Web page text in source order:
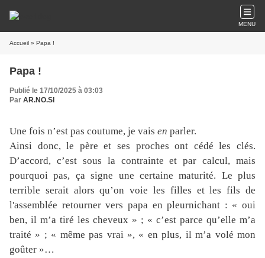
MENU
Accueil » Papa !
Papa !
Publié le 17/10/2025 à 03:03
Par AR.NO.SI
Une fois n’est pas coutume, je vais en parler.
Ainsi donc, le père et ses proches ont cédé les clés.
D’accord, c’est sous la contrainte et par calcul, mais
pourquoi pas, ça signe une certaine maturité. Le plus
terrible serait alors qu’on voie les filles et les fils de
l'assemblée retourner vers papa en pleurnichant : « oui
ben, il m’a tiré les cheveux » ; « c’est parce qu’elle m’a
traité » ; « même pas vrai », « en plus, il m’a volé mon
goûter »…